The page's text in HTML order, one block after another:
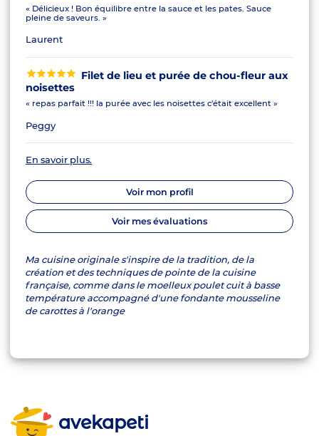
« Délicieux ! Bon équilibre entre la sauce et les pates. Sauce
pleine de saveurs. »
Laurent
Filet de lieu et purée de chou-fleur aux
noisettes
« repas parfait !!! la purée avec les noisettes c'était excellent »
Peggy
En savoir plus.
Voir mon profil
Voir mes évaluations
Ma cuisine originale s'inspire de la tradition, de la
création et des techniques de pointe de la cuisine
française, comme dans le moelleux poulet cuit à basse
température accompagné d'une fondante mousseline
de carottes à l'orange
avekapeti